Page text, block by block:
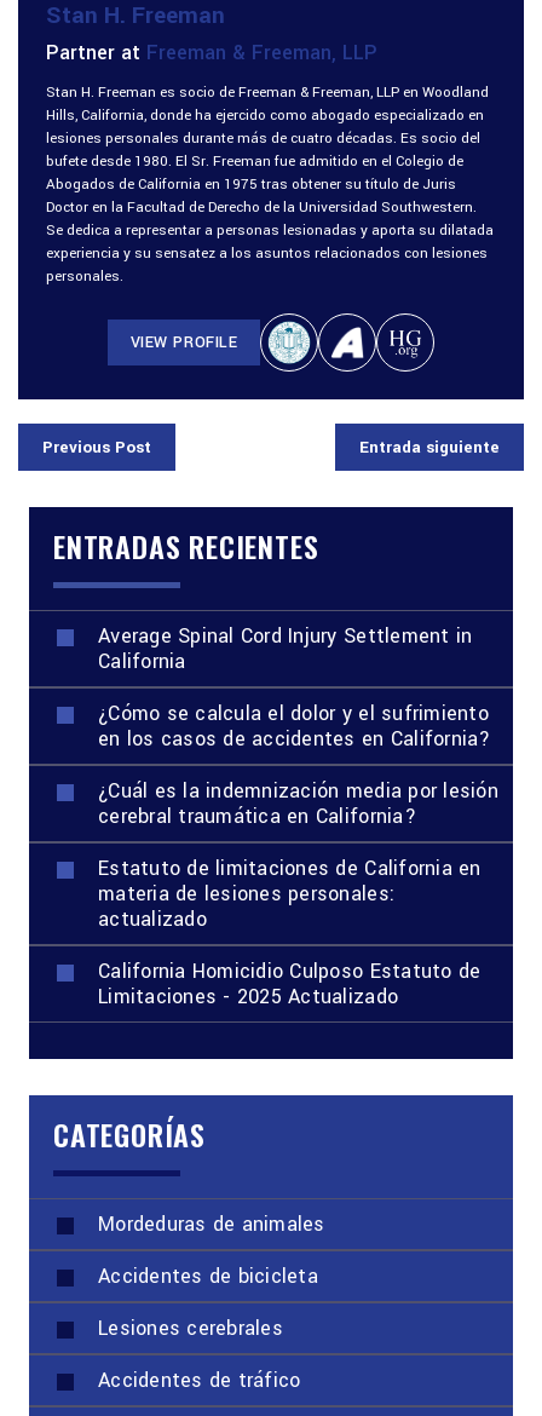
Stan H. Freeman
Partner at Freeman & Freeman, LLP
Stan H. Freeman es socio de Freeman & Freeman, LLP en Woodland
Hills, California, donde ha ejercido como abogado especializado en
lesiones personales durante más de cuatro décadas. Es socio del
bufete desde 1980. El Sr. Freeman fue admitido en el Colegio de
Abogados de California en 1975 tras obtener su título de Juris
Doctor en la Facultad de Derecho de la Universidad Southwestern.
Se dedica a representar a personas lesionadas y aporta su dilatada
experiencia y su sensatez a los asuntos relacionados con lesiones
personales.
VIEW PROFILE
Previous Post Entrada siguiente
ENTRADAS RECIENTES
Average Spinal Cord Injury Settlement in
California
¿Cómo se calcula el dolor y el sufrimiento
en los casos de accidentes en California?
¿Cuál es la indemnización media por lesión
cerebral traumática en California?
Estatuto de limitaciones de California en
materia de lesiones personales:
actualizado
California Homicidio Culposo Estatuto de
Limitaciones - 2025 Actualizado
CATEGORÍAS
Mordeduras de animales
Accidentes de bicicleta
Lesiones cerebrales
Accidentes de tráfico